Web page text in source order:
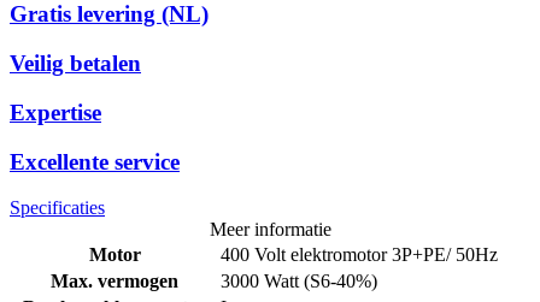
Gratis levering (NL)
Veilig betalen
Expertise
Excellente service
Specificaties
Meer informatie
Motor
400 Volt elektromotor 3P+PE/ 50Hz
Max. vermogen
3000 Watt (S6-40%)